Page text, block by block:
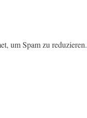
um Spam zu reduzieren.